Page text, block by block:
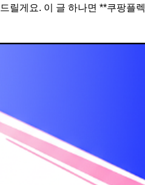
릴게요. 이 글 하나면 **쿠팡플렉